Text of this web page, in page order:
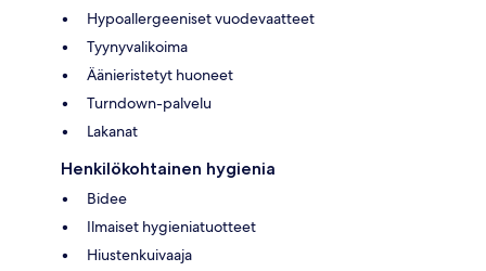
Hypoallergeeniset vuodevaatteet
Tyynyvalikoima
Äänieristetyt huoneet
Turndown-palvelu
Lakanat
Henkilökohtainen hygienia
Bidee
Ilmaiset hygieniatuotteet
Hiustenkuivaaja